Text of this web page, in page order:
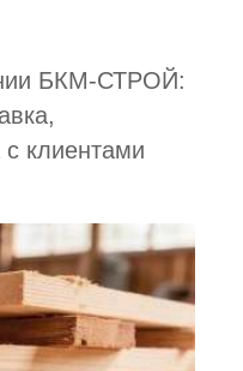
БКМ-СТРОЙ:
с клиентами